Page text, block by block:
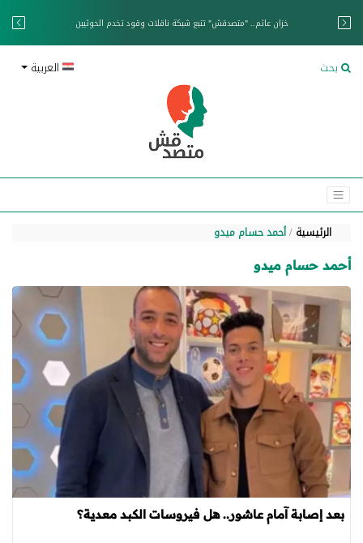
خزان عائم.. "متصدقش" تتبع شبكة ناقلات وقود تخدم الحوثيين
بحث العربية
الرئيسية أحمد حسام ميدو
أحمد حسام ميدو
بعد إصابة آمام عاشور.. هل فيروسات الكبد معدية؟